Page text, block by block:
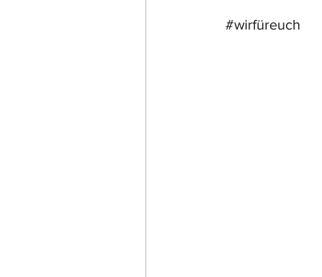
#wirfüreuch